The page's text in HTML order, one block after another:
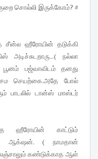
சொல்லி இருக்கோம்? #
சீன்ல ஹீரோயின் தடுக்கி
அடிச்சுடறாரு...( நல்லா
பஜ்வாவிடம் தனது
செயற்கை.அதே போல்
பாடலில் டான்ஸ் மாஸ்டர்
ஹீரோயின் காட்டும்
ஆக்‌ஷன். ( நாமதான்
கண்டுக்காத ஆள்